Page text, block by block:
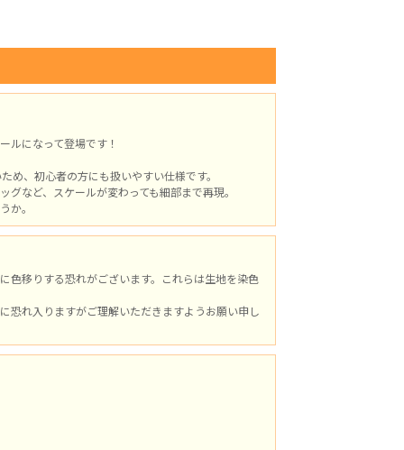
ルになって登場です！
、初心者の方にも扱いやすい仕様です。
など、スケールが変わっても細部まで再現。
か。
色移りする恐れがございます。これらは生地を染色
恐れ入りますがご理解いただきますようお願い申し